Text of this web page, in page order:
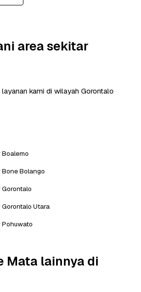
area sekitar
kami di wilayah Gorontalo
Bolango
Utara
Pohuwato
Mata lainnya di